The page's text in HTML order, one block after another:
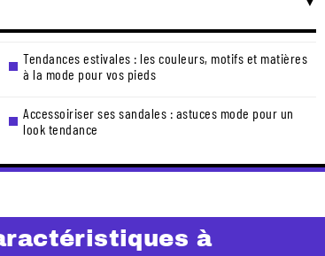
Tendances estivales : les couleurs, motifs et matières
à la mode pour vos pieds
Accessoiriser ses sandales : astuces mode pour un
look tendance
à